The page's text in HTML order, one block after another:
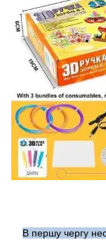
В першу чергу